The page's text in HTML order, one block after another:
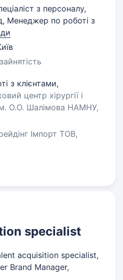
з персоналу,
Менеджер по роботі з
з клієнтами,
центр хірургії і
О.О. Шалімова НАМНУ,
Імпорт ТОВ,
specialist
acquisition specialist,
Brand Manager,